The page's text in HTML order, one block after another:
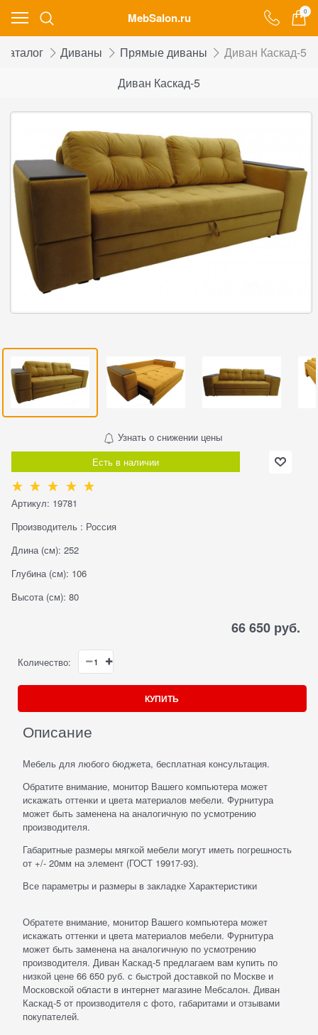
MebSalon.ru 0
Каталог Диваны Прямые диваны
Диван Каскад-5
Диван Каскад-5
Узнать о снижении цены
Есть в наличии
Артикул: 19781
Производитель : Россия
Длина (см): 252
Глубина (см): 106
Высота (см): 80
66 650 руб.
Количество:
КУПИТЬ
Описание
Мебель для любого бюджета, бесплатная консультация.
Обратите внимание, монитор Вашего компьютера может
искажать оттенки и цвета материалов мебели. Фурнитура
может быть заменена на аналогичную по усмотрению
производителя.
Габаритные размеры мягкой мебели могут иметь погрешность
от +/- 20мм на элемент (ГОСТ 19917-93).
Все параметры и размеры в закладке Характеристики
Обратете внимание, монитор Вашего компьютера может
искажать оттенки и цвета материалов мебели. Фурнитура
может быть заменена на аналогичную по усмотрению
производителя. Диван Каскад-5 предлагаем вам купить по
низкой цене 66 650 руб. с быстрой доставкой по Москве и
Московской области в интернет магазине Мебсалон. Диван
Каскад-5 от производителя с фото, габаритами и отзывами
покупателей.